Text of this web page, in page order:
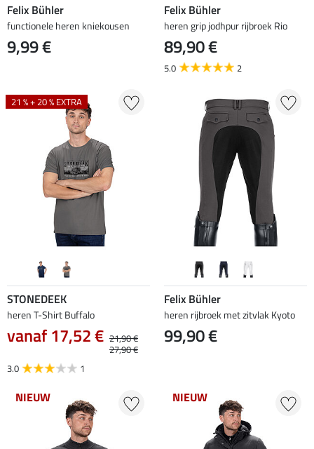
Felix Bühler
functionele heren kniekousen
9,99 €
Felix Bühler
heren grip jodhpur rijbroek Rio
89,90 €
5.0 2
21 % + 20 % EXTRA
STONEDEEK
heren T-Shirt Buffalo
vanaf 17,52 € 21,90 €
27,90 €
3.0
1
Felix Bühler
heren rijbroek met zitvlak Kyoto
99,90 €
NIEUW NIEUW